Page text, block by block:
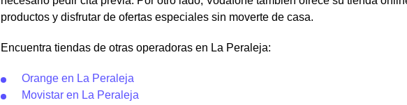
productos y disfrutar de ofertas especiales sin moverte de casa.
Encuentra tiendas de otras operadoras en La Peraleja:
Orange en La Peraleja
Movistar en La Peraleja